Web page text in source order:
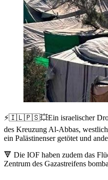
⚡️🇮🇱🇵🇸💥Ein israelischer
des Kreuzung Al-Abbas,
ein Palästinenser getötet und
🔻 Die IOF haben zudem das
Zentrum des Gazastreifens